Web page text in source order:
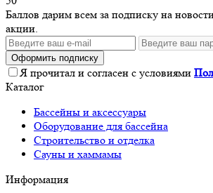
Баллов дарим всем за подписку на
акции.
Оформить подписку
Я прочитал и согласен с условиями
Каталог
Бассейны и аксессуары
Оборудование для бассейна
Строительство и отделка
Сауны и хаммамы
Информация